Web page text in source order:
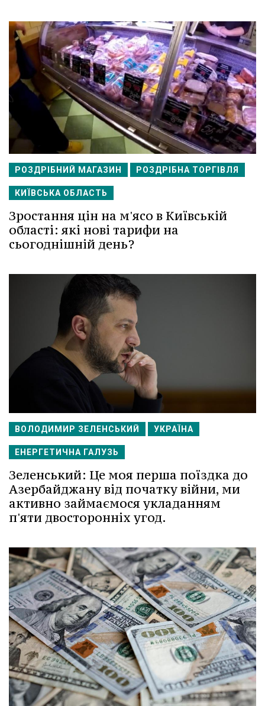
РОЗДРІБНИЙ МАГАЗИН РОЗДРІБНА ТОРГІВЛЯ
КИЇВСЬКА ОБЛАСТЬ
Зростання цін на м'ясо в Київській
області: які нові тарифи на
сьогоднішній день?
ВОЛОДИМИР ЗЕЛЕНСЬКИЙ УКРАЇНА
ЕНЕРГЕТИЧНА ГАЛУЗЬ
Зеленський: Це моя перша поїздка до
Азербайджану від початку війни, ми
активно займаємося укладанням
п'яти двосторонніх угод.